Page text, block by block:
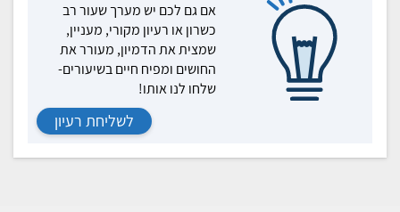
אם גם לכם יש מערך שעור רב
כשרון או רעיון מקורי, מעניין,
שמצית את הדמיון, מעורר את
החושים ומפיח חיים בשיעורים-
שלחו לנו אותו!
לשליחת רעיון